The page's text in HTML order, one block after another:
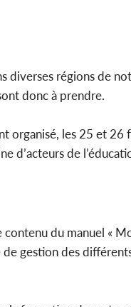
diverses régions de
donc à prendre.
organisé, les 25 et
d’acteurs de
contenu du manuel «
gestion des